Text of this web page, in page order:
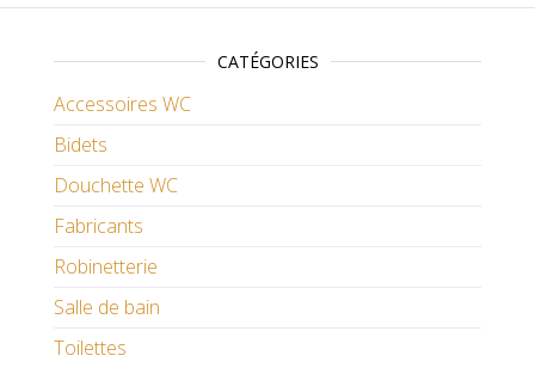
CATÉGORIES
Accessoires WC
Bidets
Douchette WC
Fabricants
Robinetterie
Salle de bain
Toilettes